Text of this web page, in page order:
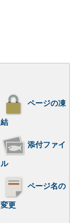
ページの凍
結
添付ファイ
ル
ページ名の
変更